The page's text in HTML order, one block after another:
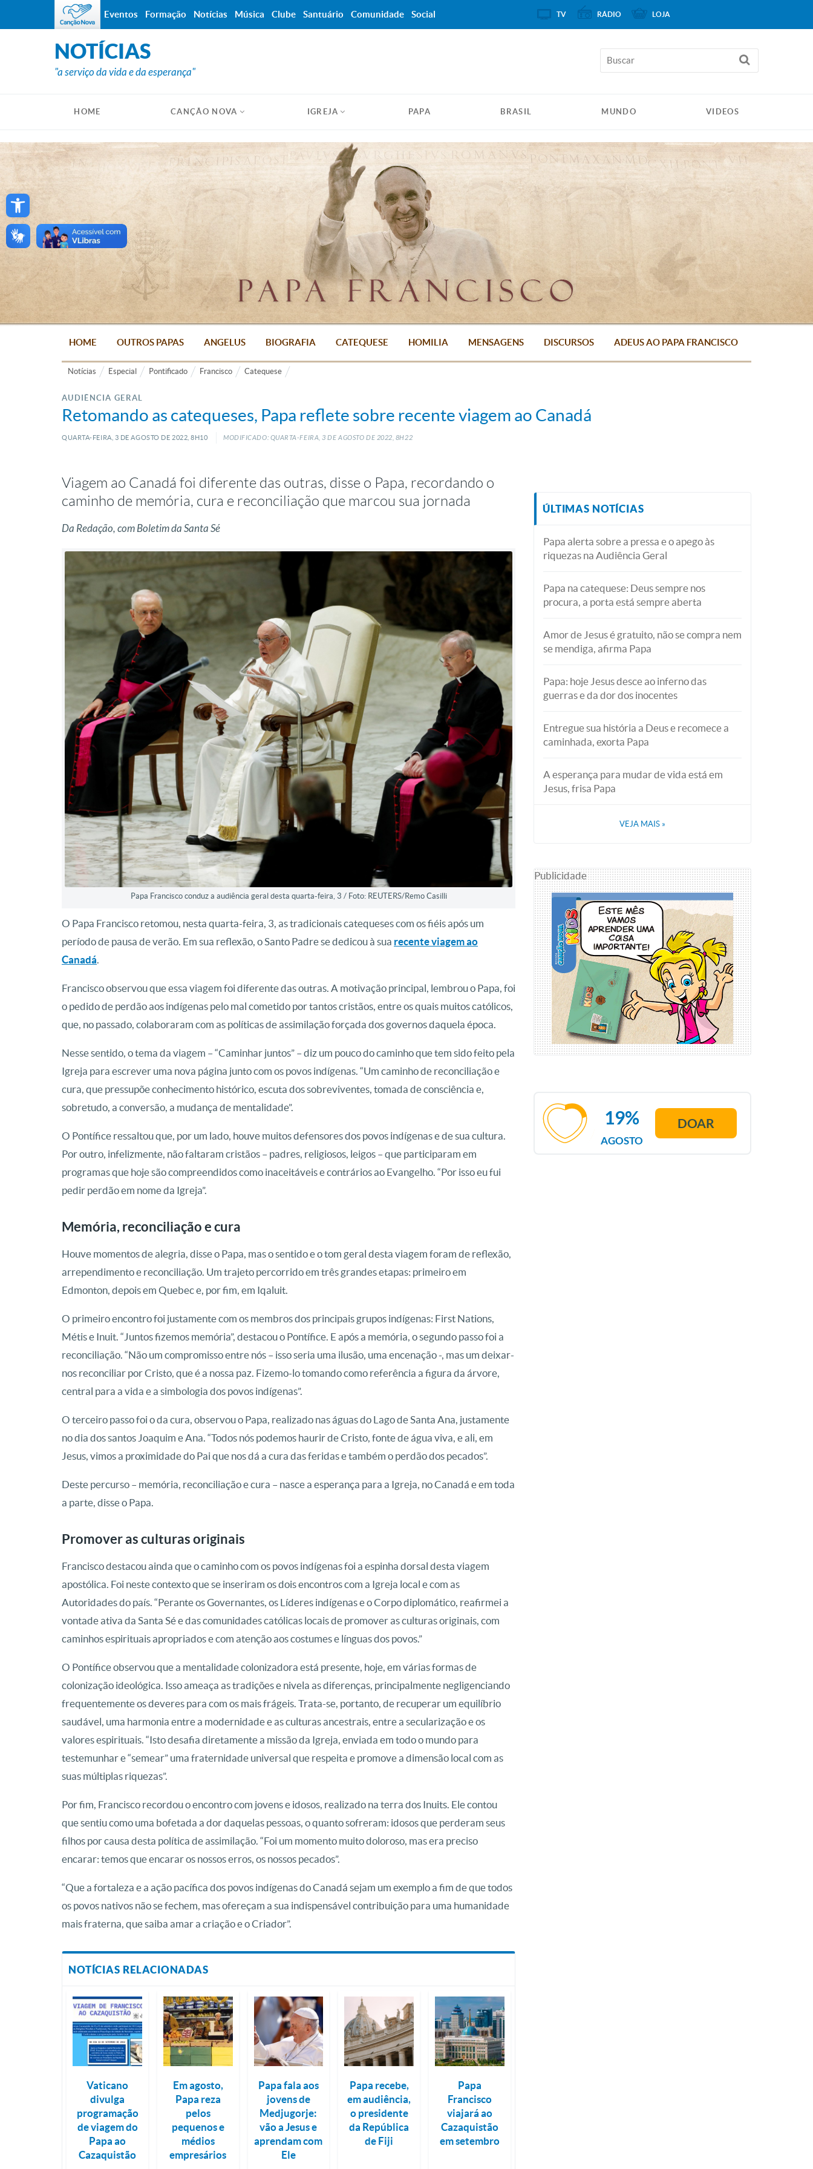
Open toolbar
NOTÍCIAS
"a serviço da vida e da esperança"
HOME CANÇÃO NOVA IGREJA PAPA BRASIL MUNDO VIDEOS
HOME OUTROS PAPAS ANGELUS BIOGRAFIA CATEQUESE HOMILIA MENSAGENS DISCURSOS ADEUS AO PAPA FRANCISCO
Notícias Especial Pontificado Francisco Catequese
AUDIÊNCIA GERAL
Retomando as catequeses, Papa reflete sobre recente viagem ao Canadá
QUARTA-FEIRA, 3 DE AGOSTO DE 2022, 8H10 MODIFICADO: QUARTA-FEIRA, 3 DEAGOSTO DE 2022, 8H22
Viagem ao Canadá foi diferente das outras, disse o Papa, recordando o
caminho de memória, cura e reconciliação que marcou sua jornada
Da Redação, com Boletim da Santa Sé
Papa Francisco conduz a audiência geral desta quarta-feira, 3 / Foto: REUTERS/Remo Casilli
O Papa Francisco retomou, nesta quarta-feira, 3, as tradicionais catequeses com os fiéis após um
período de pausa de verão. Em sua reflexão, o Santo Padre se dedicou à sua recente viagem ao
Canadá.
Francisco observou que essa viagem foi diferente das outras. A motivação principal, lembrou o Papa, foi
o pedido de perdão aos indígenas pelo mal cometido por tantos cristãos, entre os quais muitos católicos,
que, no passado, colaboraram com as políticas de assimilação forçada dos governos daquela época.
Nesse sentido, o tema da viagem – “Caminhar juntos” – diz um pouco do caminho que tem sido feito pela
Igreja para escrever uma nova página junto com os povos indígenas. “Um caminho de reconciliação e
cura, que pressupõe conhecimento histórico, escuta dos sobreviventes, tomada de consciência e,
sobretudo, a conversão, a mudança de mentalidade”.
O Pontífice ressaltou que, por um lado, houve muitos defensores dos povos indígenas e de sua cultura.
Por outro, infelizmente, não faltaram cristãos – padres, religiosos, leigos – que participaram em
programas que hoje são compreendidos como inaceitáveis e contrários ao Evangelho. “Por isso eu fui
pedir perdão em nome da Igreja”.
Memória, reconciliação e cura
Houve momentos de alegria, disse o Papa, mas o sentido e o tom geral desta viagem foram de reflexão,
arrependimento e reconciliação. Um trajeto percorrido em três grandes etapas: primeiro em
Edmonton, depois em Quebec e, por fim, em Iqaluit.
O primeiro encontro foi justamente com os membros dos principais grupos indígenas: First Nations,
Métis e Inuit. “Juntos fizemos memória”, destacou o Pontífice. E após a memória, o segundo passo foi a
reconciliação. “Não um compromisso entre nós – isso seria uma ilusão, uma encenação -, mas um deixar-
nos reconciliar por Cristo, que é a nossa paz. Fizemo-lo tomando como referência a figura da árvore,
central para a vida e a simbologia dos povos indígenas”.
O terceiro passo foi o da cura, observou o Papa, realizado nas águas do Lago de Santa Ana, justamente
no dia dos santos Joaquim e Ana. “Todos nós podemos haurir de Cristo, fonte de água viva, e ali, em
Jesus, vimos a proximidade do Pai que nos dá a cura das feridas e também o perdão dos pecados”.
Deste percurso – memória, reconciliação e cura – nasce a esperança para a Igreja, no Canadá e em toda
a parte, disse o Papa.
Promover as culturas originais
Francisco destacou ainda que o caminho com os povos indígenas foi a espinha dorsal desta viagem
apostólica. Foi neste contexto que se inseriram os dois encontros com a Igreja local e com as
Autoridades do país. “Perante os Governantes, os Líderes indígenas e o Corpo diplomático, reafirmei a
vontade ativa da Santa Sé e das comunidades católicas locais de promover as culturas originais, com
caminhos espirituais apropriados e com atenção aos costumes e línguas dos povos.”
O Pontífice observou que a mentalidade colonizadora está presente, hoje, em várias formas de
colonização ideológica. Isso ameaça as tradições e nivela as diferenças, principalmente negligenciando
frequentemente os deveres para com os mais frágeis. Trata-se, portanto, de recuperar um equilíbrio
saudável, uma harmonia entre a modernidade e as culturas ancestrais, entre a secularização e os
valores espirituais. “Isto desafia diretamente a missão da Igreja, enviada em todo o mundo para
testemunhar e “semear” uma fraternidade universal que respeita e promove a dimensão local com as
suas múltiplas riquezas”.
Por fim, Francisco recordou o encontro com jovens e idosos, realizado na terra dos Inuits. Ele contou
que sentiu como uma bofetada a dor daquelas pessoas, o quanto sofreram: idosos que perderam seus
filhos por causa desta política de assimilação. “Foi um momento muito doloroso, mas era preciso
encarar: temos que encarar os nossos erros, os nossos pecados”.
“Que a fortaleza e a ação pacífica dos povos indígenas do Canadá sejam um exemplo a fim de que todos
os povos nativos não se fechem, mas ofereçam a sua indispensável contribuição para uma humanidade
mais fraterna, que saiba amar a criação e o Criador”.
NOTÍCIAS RELACIONADAS
Vaticano
divulga
programação
de viagem do
Papa ao
Cazaquistão
Em agosto,
Papa reza
pelos
pequenos e
médios
empresários
Papa fala aos
jovens de
Medjugorje:
vão a Jesus e
aprendam com
Ele
Papa recebe,
em audiência,
o presidente
da República
de Fiji
Papa
Francisco
viajará ao
Cazaquistão
em setembro
ÚLTIMAS NOTÍCIAS
Papa alerta sobre a pressa e o apego às
riquezas na Audiência Geral
Papa na catequese: Deus sempre nos
procura, a porta está sempre aberta
Amor de Jesus é gratuito, não se compra nem
se mendiga, afirma Papa
Papa: hoje Jesus desce ao inferno das
guerras e da dor dos inocentes
Entregue sua história a Deus e recomece a
caminhada, exorta Papa
A esperança para mudar de vida está em
Jesus, frisa Papa
VEJA MAIS »
Publicidade
AGOSTO
19% DOAR
Eventos Formação Notícias Música Clube Santuário Comunidade Social TV RÁDIO LOJA